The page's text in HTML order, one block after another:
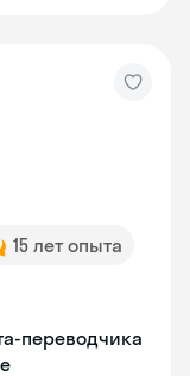
15 лет опыта
переводчика